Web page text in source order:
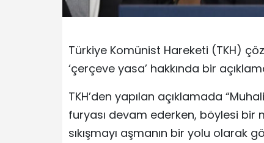
Türkiye Komünist Hareketi (TKH)
‘çerçeve yasa’ hakkında bir
TKH’den yapılan açıklamada
furyası devam ederken, böylesi bir
sıkışmayı aşmanın bir yolu olarak